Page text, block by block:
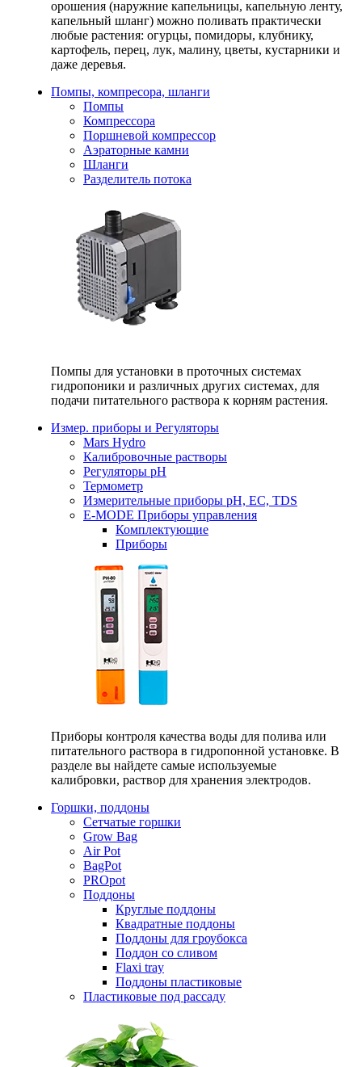
орошения (наружние капельницы, капельную ленту,
капельный шланг) можно поливать практически
любые растения: огурцы, помидоры, клубнику,
картофель, перец, лук, малину, цветы, кустарники и
даже деревья.
Помпы, компресора, шланги
Помпы
Компрессора
Поршневой компрессор
Аэраторные камни
Шланги
Разделитель потока
Помпы для установки в проточных системах
гидропоники и различных других системах, для
подачи питательного раствора к корням растения.
Измер. приборы и Регуляторы
Mars Hydro
Калибровочные растворы
Регуляторы рН
Термометр
Измерительные приборы pH, EC, TDS
E-MODE Приборы управления
Комплектующие
Приборы
Приборы контроля качества воды для полива или
питательного раствора в гидропонной установке. В
разделе вы найдете самые используемые
калибровки, раствор для хранения электродов.
Горшки, поддоны
Сетчатые горшки
Grow Bag
Air Pot
BagPot
PROpot
Поддоны
Круглые поддоны
Квадратные поддоны
Поддоны для гроубокса
Поддон со сливом
Flaxi tray
Поддоны пластиковые
Пластиковые под рассаду